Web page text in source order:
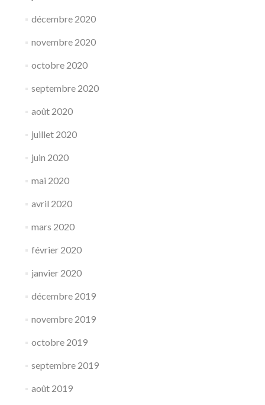
décembre 2020
novembre 2020
octobre 2020
septembre 2020
août 2020
juillet 2020
juin 2020
mai 2020
avril 2020
mars 2020
février 2020
janvier 2020
décembre 2019
novembre 2019
octobre 2019
septembre 2019
août 2019